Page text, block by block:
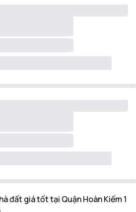
đất giá tốt tại Quận Hoàn Kiếm 1